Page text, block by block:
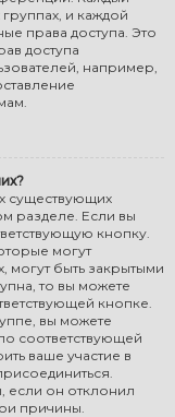
и каждой
права доступа. Это
доступа
например,
существующих
разделе. Если вы
кнопку.
могут
могут быть закрытыми
то вы можете
кнопке.
вы можете
соответствующей
ваше участие в
если он отклонил
причины.